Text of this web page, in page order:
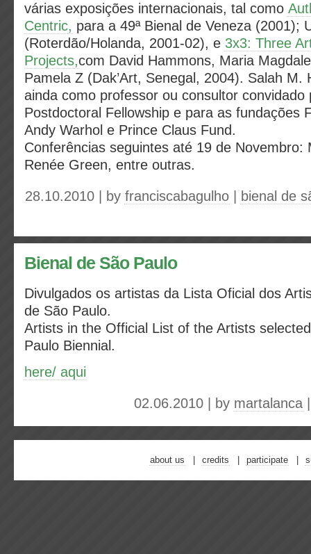
várias exposições internacionais, tal como
Centric, para a 49ª Bienal de Veneza (2001);
(Roterdão/Holanda, 2001-02), e 3x3: Three
Projects,com David Hammons, Maria
Pamela Z (Dak’Art, Senegal, 2004). Salah M.
ainda como professor ou consultor
Postdoctoral Fellowship e para as fundações
Andy Warhol e Prince Claus Fund.
Conferências seguintes até 19 de Novembro:
Renée Green, entre outras.
28.10.2010 | by franciscabagulho bienal de
Bienal de São Paulo
Divulgados os artistas da Lista Oficial dos
de São Paulo.
Artists in the Official List of the Artists
Paulo Biennial.
here/ aqui
02.06.2010 | by martalanca
about us credits participate